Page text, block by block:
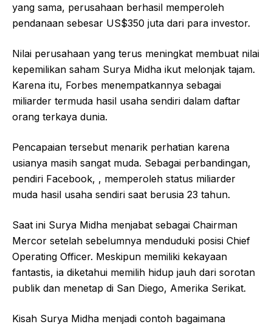
yang sama, perusahaan berhasil memperoleh
pendanaan sebesar US$350 juta dari para investor.
Nilai perusahaan yang terus meningkat membuat nilai
kepemilikan saham Surya Midha ikut melonjak tajam.
Karena itu, Forbes menempatkannya sebagai
miliarder termuda hasil usaha sendiri dalam daftar
orang terkaya dunia.
Pencapaian tersebut menarik perhatian karena
usianya masih sangat muda. Sebagai perbandingan,
pendiri Facebook, , memperoleh status miliarder
muda hasil usaha sendiri saat berusia 23 tahun.
Saat ini Surya Midha menjabat sebagai Chairman
Mercor setelah sebelumnya menduduki posisi Chief
Operating Officer. Meskipun memiliki kekayaan
fantastis, ia diketahui memilih hidup jauh dari sorotan
publik dan menetap di San Diego, Amerika Serikat.
Kisah Surya Midha menjadi contoh bagaimana